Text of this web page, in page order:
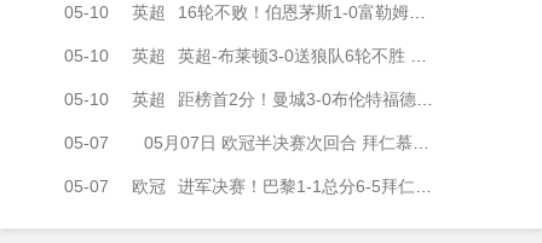
05-10 英超 16轮不败！伯恩茅斯1-0富勒姆先赛距维拉3分 两队上半场各染一红
05-10 英超 英超-布莱顿3-0送狼队6轮不胜 辛谢尔伍德36秒闪击邓克、明特破门
05-10 英超 距榜首2分！曼城3-0布伦特福德 多库破门哈兰德传射马尔穆什建功
05-07 05月07日 欧冠半决赛次回合 拜仁慕尼黑vs巴黎圣日耳曼 全场录像
05-07 欧冠 进军决赛！巴黎1-1总分6-5拜仁将战阿森纳 登贝莱闪击凯恩破门